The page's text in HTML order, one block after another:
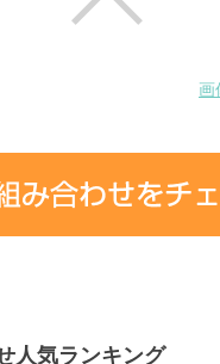
画
人気ランキング